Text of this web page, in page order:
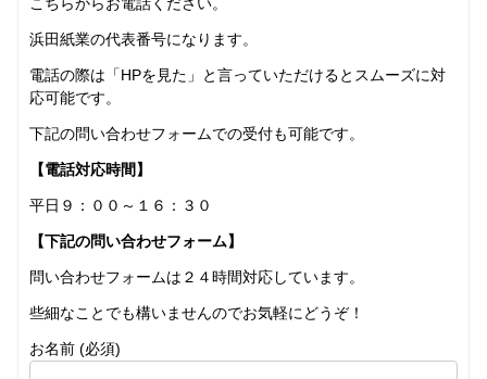
こちらからお電話ください。
浜田紙業の代表番号になります。
電話の際は「HPを見た」と言っていただけるとスムーズに対
応可能です。
下記の問い合わせフォームでの受付も可能です。
【電話対応時間】
平日９：００～１６：３０
【下記の問い合わせフォーム】
問い合わせフォームは２４時間対応しています。
些細なことでも構いませんのでお気軽にどうぞ！
お名前 (必須)